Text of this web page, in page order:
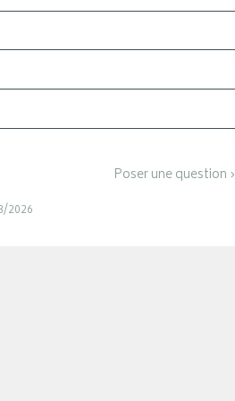
Poser une question ›
2026